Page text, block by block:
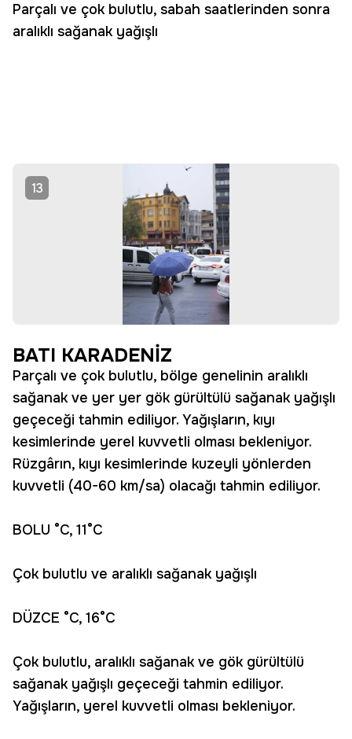
Parçalı ve çok bulutlu, sabah saatlerinden sonra
aralıklı sağanak yağışlı
13
BATI KARADENİZ
Parçalı ve çok bulutlu, bölge genelinin aralıklı
sağanak ve yer yer gök gürültülü sağanak yağışlı
geçeceği tahmin ediliyor. Yağışların, kıyı
kesimlerinde yerel kuvvetli olması bekleniyor.
Rüzgârın, kıyı kesimlerinde kuzeyli yönlerden
kuvvetli (40-60 km/sa) olacağı tahmin ediliyor.
BOLU °C, 11°C
Çok bulutlu ve aralıklı sağanak yağışlı
DÜZCE °C, 16°C
Çok bulutlu, aralıklı sağanak ve gök gürültülü
sağanak yağışlı geçeceği tahmin ediliyor.
Yağışların, yerel kuvvetli olması bekleniyor.